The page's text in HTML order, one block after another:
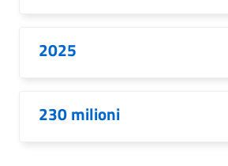
2025
230 milioni